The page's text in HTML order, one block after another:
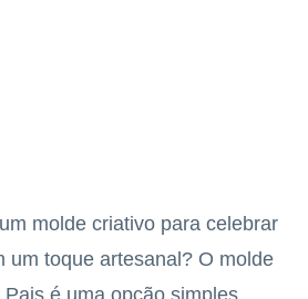
molde criativo para celebrar
um toque artesanal? O molde
é uma opção simples,